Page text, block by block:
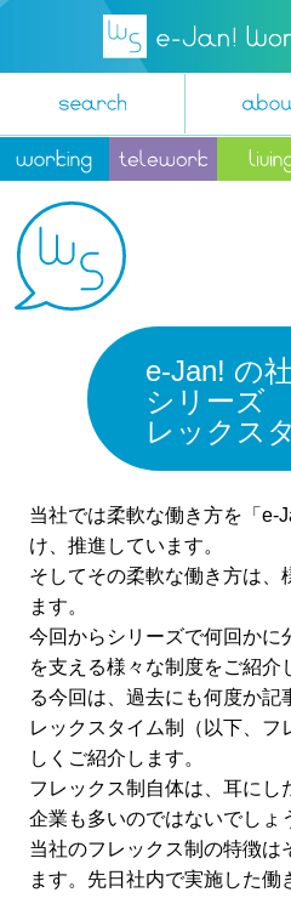
e-Jan! の
シリーズ
レックス
当社では柔軟な働き方を「e-
け、推進しています。
そしてその柔軟な働き方は、
ます。
今回からシリーズで何回かに
を支える様々な制度をご紹介
る今回は、過去にも何度か記
レックスタイム制（以下、
しくご紹介します。
フレックス制自体は、耳にし
企業も多いのではないでしょ
当社のフレックス制の特徴は
ます。先日社内で実施した